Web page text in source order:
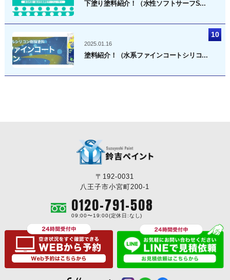
下塗り塗料紹介！（水性ソフトサーフS...
2025.01.16
塗料紹介！（水系ファインコートシリコ...
〒192-0031
八王子市小宮町200-1
0120-791-508
09:00〜19:00(定休日:なし)